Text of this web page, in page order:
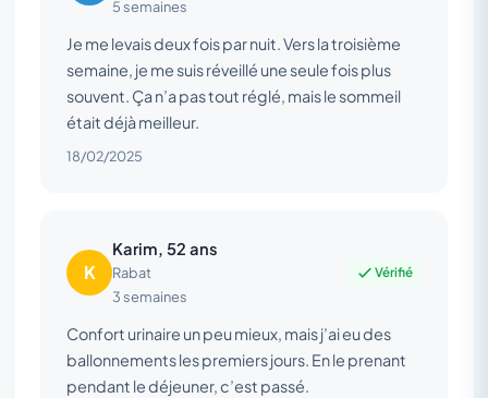
5 semaines
Je me levais deux fois par nuit. Vers la troisième
semaine, je me suis réveillé une seule fois plus
souvent. Ça n’a pas tout réglé, mais le sommeil
était déjà meilleur.
18/02/2025
K
Karim, 52 ans
Rabat
3 semaines
Vérifié
Confort urinaire un peu mieux, mais j’ai eu des
ballonnements les premiers jours. En le prenant
pendant le déjeuner, c’est passé.